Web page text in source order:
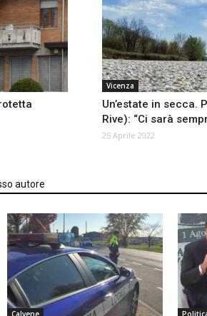
Vicenza
Un’estate in secca.
Rive): “Ci sarà
25 Aprile 2022
autore